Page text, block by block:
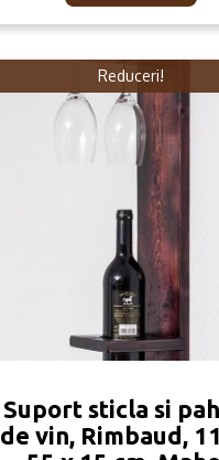
Reduceri!
Suport sticla si
de vin, Rimbaud,